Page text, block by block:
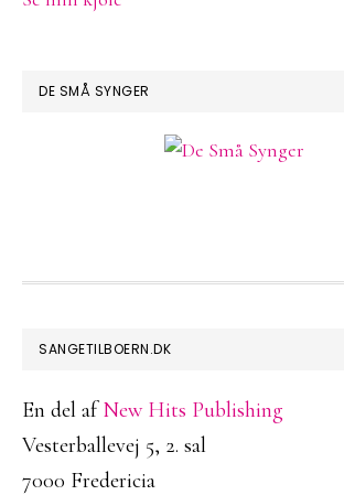
DE SMÅ SYNGER
FOOTER
SANGETILBOERN.DK
En del afNew Hits Publishing
Vesterballevej 5, 2. sal
7000 Fredericia